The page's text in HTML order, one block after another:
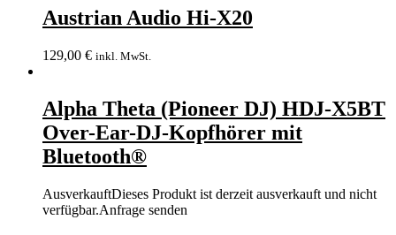
Austrian Audio Hi-X20
129,00 € inkl. MwSt.
Alpha Theta (Pioneer DJ) HDJ-X5BT
Over-Ear-DJ-Kopfhörer mit
Bluetooth®
AusverkauftDieses Produkt ist derzeit ausverkauft und nicht
verfügbar.Anfrage senden